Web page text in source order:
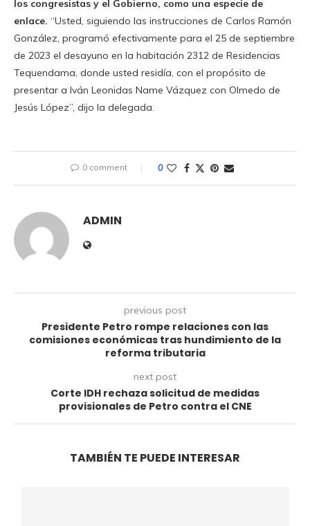
los congresistas y el Gobierno, como una especie de
enlace. “Usted, siguiendo las instrucciones de Carlos Ramón
González, programó efectivamente para el 25 de septiembre
de 2023 el desayuno en la habitación 2312 de Residencias
Tequendama, donde usted residía, con el propósito de
presentar a Iván Leonidas Name Vázquez con Olmedo de
Jesús López”, dijo la delegada.
0 comment 0
ADMIN
previous post
Presidente Petro rompe relaciones con las
comisiones económicas tras hundimiento de la
reforma tributaria
next post
Corte IDH rechaza solicitud de medidas
provisionales de Petro contra el CNE
TAMBIÉN TE PUEDE INTERESAR